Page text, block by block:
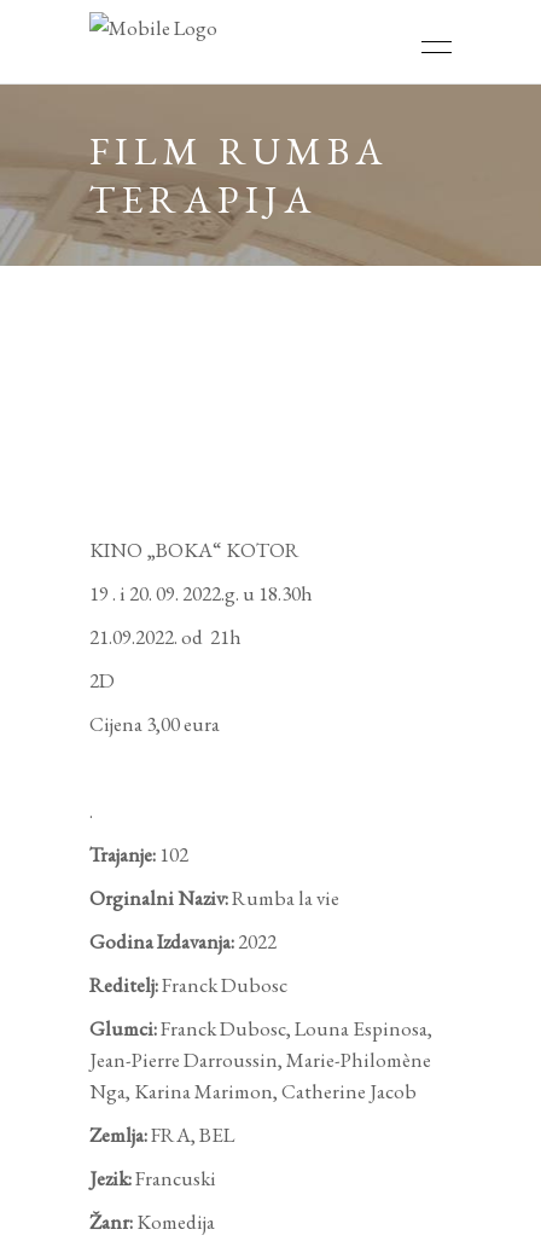
FILM RUMBA
TERAPIJA
KINO „BOKA“ KOTOR
19 . i 20. 09. 2022.g. u 18.30h
21.09.2022. od 21h
2D
Cijena 3,00 eura
.
Trajanje: 102
Orginalni Naziv:Rumba la vie
Godina Izdavanja:2022
Reditelj:Franck Dubosc
Glumci:Franck Dubosc, Louna Espinosa,
Jean-Pierre Darroussin, Marie-Philomène
Nga, Karina Marimon, Catherine Jacob
Zemlja:FRA, BEL
Jezik:Francuski
Žanr:Komedija